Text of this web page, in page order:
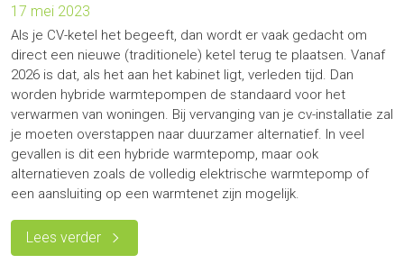
17 mei 2023
Als je CV-ketel het begeeft, dan wordt er vaak gedacht om
direct een nieuwe (traditionele) ketel terug te plaatsen. Vanaf
2026 is dat, als het aan het kabinet ligt, verleden tijd. Dan
worden hybride warmtepompen de standaard voor het
verwarmen van woningen. Bij vervanging van je cv-installatie zal
je moeten overstappen naar duurzamer alternatief. In veel
gevallen is dit een hybride warmtepomp, maar ook
alternatieven zoals de volledig elektrische warmtepomp of
een aansluiting op een warmtenet zijn mogelijk.
Lees verder